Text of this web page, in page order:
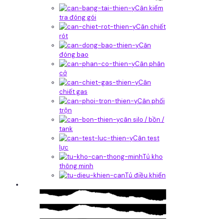
Cân kiểm
tra đóng gói
Cân chiết
rót
Căn
đóng bao
Cân phân
cở
Cân
chiết gas
Cân phối
trộn
cân silo / bồn /
tank
Cân test
lực
Tủ kho
thông minh
Tủ điều khiển